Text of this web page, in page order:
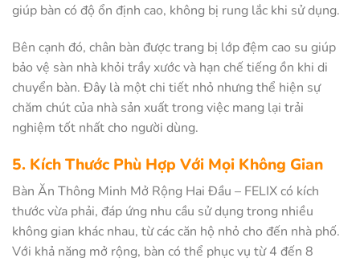
giúp bàn có độ ổn định cao, không bị rung lắc khi sử dụng.
Bên cạnh đó, chân bàn được trang bị lớp đệm cao su giúp
bảo vệ sàn nhà khỏi trầy xước và hạn chế tiếng ồn khi di
chuyển bàn. Đây là một chi tiết nhỏ nhưng thể hiện sự
chăm chút của nhà sản xuất trong việc mang lại trải
nghiệm tốt nhất cho người dùng.
5. Kích Thước Phù Hợp Với Mọi Không Gian
Bàn Ăn Thông Minh Mở Rộng Hai Đầu – FELIX có kích
thước vừa phải, đáp ứng nhu cầu sử dụng trong nhiều
không gian khác nhau, từ các căn hộ nhỏ cho đến nhà phố.
Với khả năng mở rộng, bàn có thể phục vụ từ 4 đến 8